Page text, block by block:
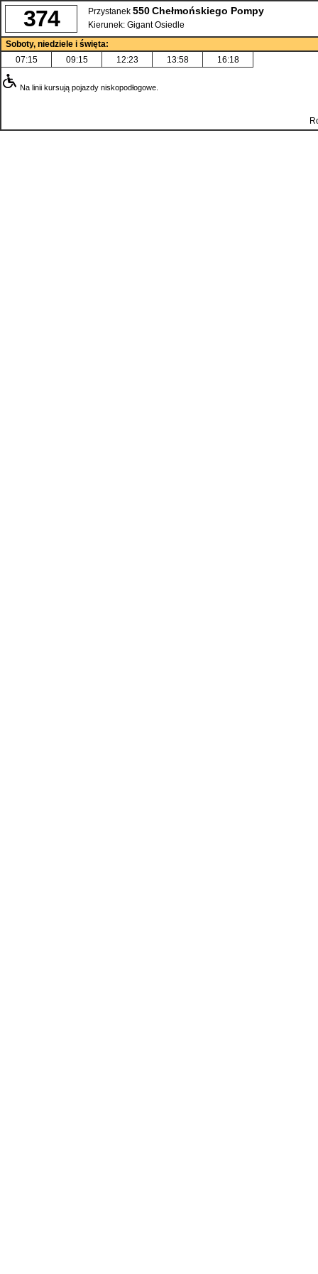
374 Przystanek 550Chełmońskiego Pompy
Kierunek: Gigant Osiedle
Soboty, niedziele i święta:
07:15
09:15 12:23 13:58 16:18
Na linii kursują pojazdy niskopodłogowe.